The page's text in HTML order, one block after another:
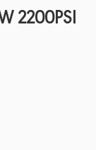
2200PSI